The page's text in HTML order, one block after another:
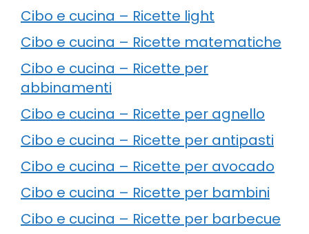
Cibo e cucina – Ricette light
Cibo e cucina – Ricette matematiche
Cibo e cucina – Ricette per
abbinamenti
Cibo e cucina – Ricette per agnello
Cibo e cucina – Ricette per antipasti
Cibo e cucina – Ricette per avocado
Cibo e cucina – Ricette per bambini
Cibo e cucina – Ricette per barbecue